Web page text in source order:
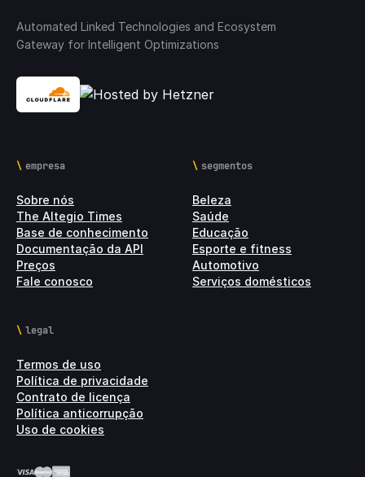
Automated Linked Technologies and Ecosystem
Gateway for Intelligent Optimizations
empresa
Sobre nós
The Altegio Times
Base de conhecimento
Documentação da API
Preços
Fale conosco
segmentos
Beleza
Saúde
Educação
Esporte e fitness
Automotivo
Serviços domésticos
legal
Termos de uso
Política de privacidade
Contrato de licença
Política anticorrupção
Uso de cookies